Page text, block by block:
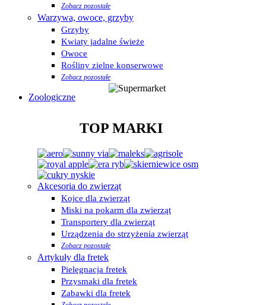
Zobacz pozostałe
Warzywa, owoce, grzyby
Grzyby
Kwiaty jadalne świeże
Owoce
Rośliny zielne konserwowe
Zobacz pozostałe
Zoologiczne
TOP MARKI
Akcesoria do zwierząt
Kojce dla zwierząt
Miski na pokarm dla zwierząt
Transportery dla zwierząt
Urządzenia do strzyżenia zwierząt
Zobacz pozostałe
Artykuły dla fretek
Pielęgnacja fretek
Przysmaki dla fretek
Zabawki dla fretek